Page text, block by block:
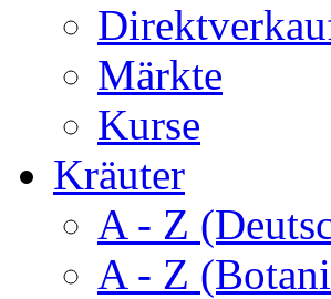
Märkte
Kurse
Kräuter
A - Z
A - Z